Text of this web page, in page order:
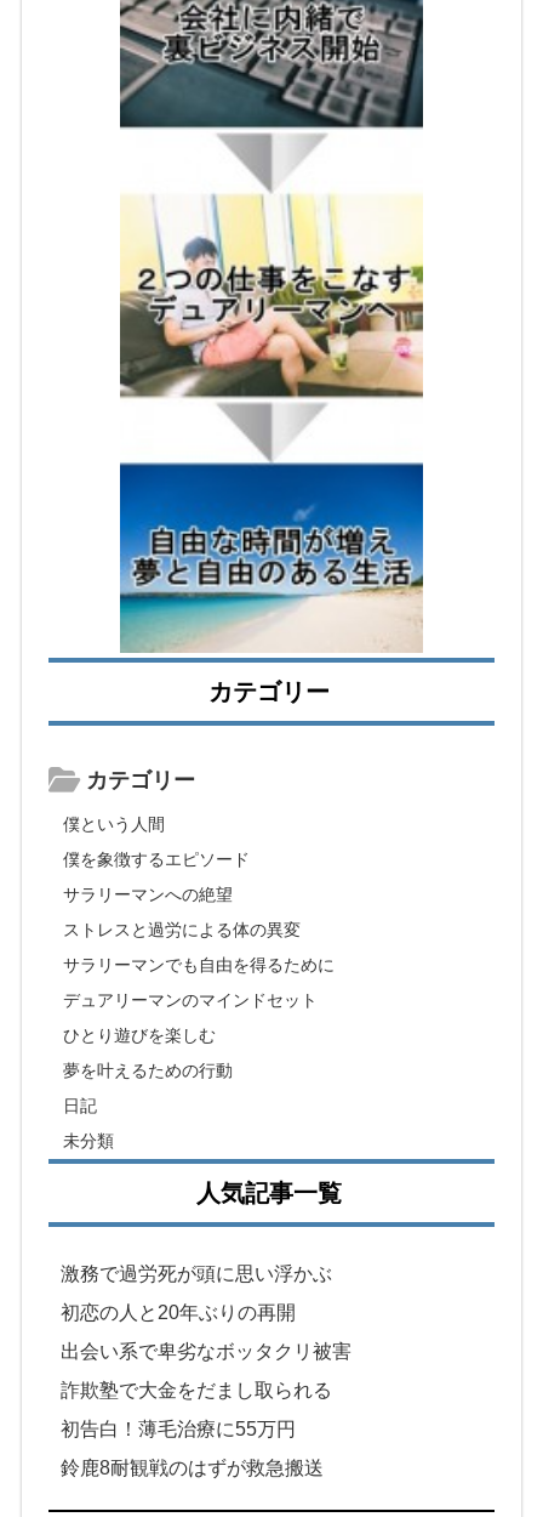
カテゴリー
カテゴリー
僕という人間
僕を象徴するエピソード
サラリーマンへの絶望
ストレスと過労による体の異変
サラリーマンでも自由を得るために
デュアリーマンのマインドセット
ひとり遊びを楽しむ
夢を叶えるための行動
日記
未分類
人気記事一覧
激務で過労死が頭に思い浮かぶ
初恋の人と20年ぶりの再開
出会い系で卑劣なボッタクリ被害
詐欺塾で大金をだまし取られる
初告白！薄毛治療に55万円
鈴鹿8耐観戦のはずが救急搬送